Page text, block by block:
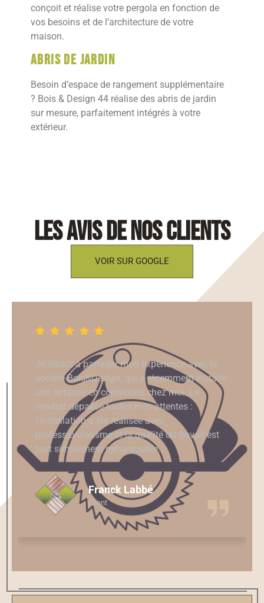
conçoit et réalise votre pergola en fonction de
vos besoins et de l’architecture de votre
maison.
Abris de jardin
Besoin d’espace de rangement supplémentaire
? Bois & Design 44 réalise des abris de jardin
sur mesure, parfaitement intégrés à votre
extérieur.
les avis de nos clients
VOIR SUR GOOGLE
Que dire de cette entreprise? ça été un vrai
bonheur d'avoir fait appel à Raphaël,Jérémy et
le petit apprentis.Le travail est dès plus sérieux
et je n'ai vraiment rien à redire à part de faire
appel à eux sans aucune hésitations. Les
photos de leurs travail viendront par la suite
dès que le beau temps sera au rendez-vous.
Frederic Sevenou
Client